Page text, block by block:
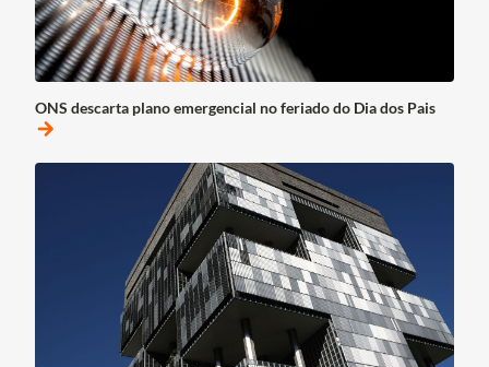
ONS descarta plano emergencial no feriado do Dia dos Pais
arrow_forward